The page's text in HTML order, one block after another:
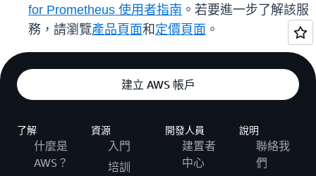
for Prometheus 使用者指南 。若要進一步了解該服
務，請瀏覽產品頁面和 定價頁面 。
建立 AWS 帳戶
了解
什麼是
AWS？
資源
入門
培訓
開發人員
建置者
中心
說明
聯絡我
們